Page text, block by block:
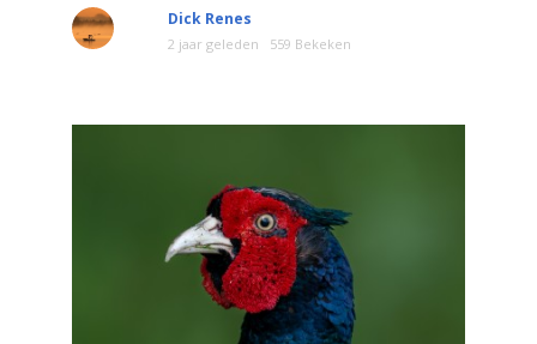
Dick Renes
2 jaar geleden 559 Bekeken